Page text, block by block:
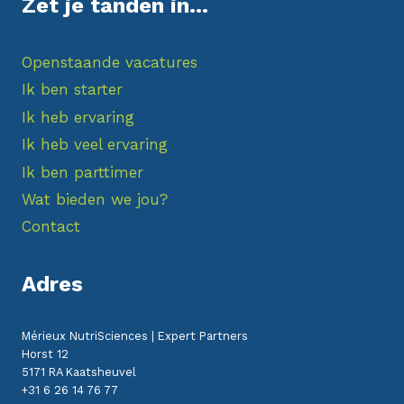
Zet je tanden in...
Openstaande vacatures
Ik ben starter
Ik heb ervaring
Ik heb veel ervaring
Ik ben parttimer
Wat bieden we jou?
Contact
Adres
Mérieux NutriSciences | Expert Partners
Horst 12
5171 RA Kaatsheuvel
+31 6 26 14 76 77